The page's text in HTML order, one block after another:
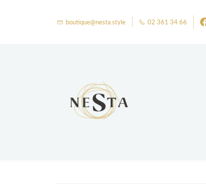
boutique@nesta.style 02 361 34 66